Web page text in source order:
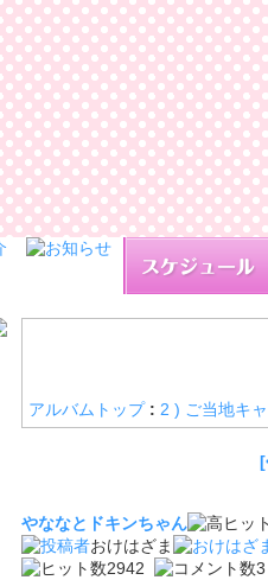
アルバムトップ : 2 ) ご当地キ
やななとドキンちゃん
おけはざま
2942